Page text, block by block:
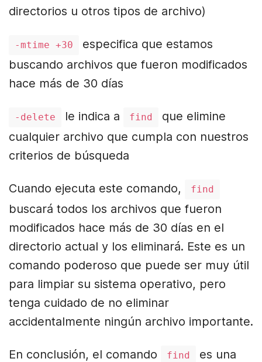
directorios u otros tipos de archivo)
-mtime +30
especifica que estamos
buscando archivos que fueron modificados
hace más de 30 días
-delete le indica a find
que elimine
cualquier archivo que cumpla con nuestros
criterios de búsqueda
Cuando ejecuta este comando, find
buscará todos los archivos que fueron
modificados hace más de 30 días en el
directorio actual y los eliminará. Este es un
comando poderoso que puede ser muy útil
para limpiar su sistema operativo, pero
tenga cuidado de no eliminar
accidentalmente ningún archivo importante.
En conclusión, el comando find
es una